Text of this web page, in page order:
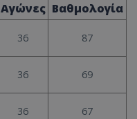
Αγώνες Βαθμολογία
36 87
36 69
36 67